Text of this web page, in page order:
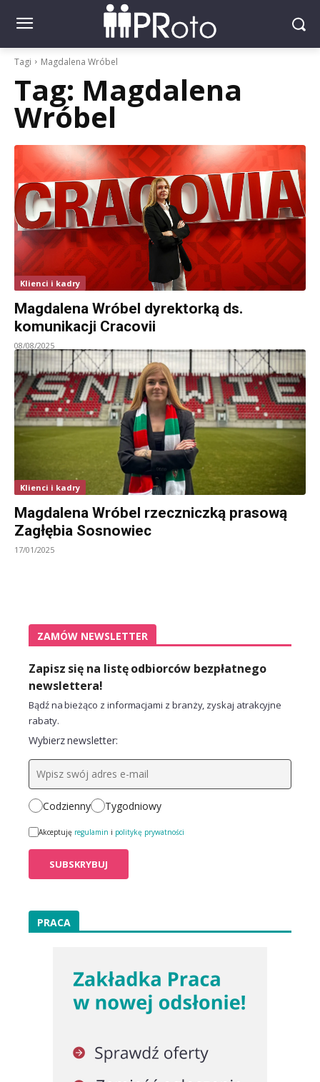
Tagi Magdalena Wróbel
Tag: Magdalena
Wróbel
Klienci i kadry
Magdalena Wróbel dyrektorką ds.
komunikacji Cracovii
08/08/2025
Klienci i kadry
Magdalena Wróbel rzeczniczką prasową
Zagłębia Sosnowiec
17/01/2025
ZAMÓW NEWSLETTER
Zapisz się na listę odbiorców bezpłatnego
newslettera!
Bądź na bieżąco z informacjami z branży, zyskaj atrakcyjne
rabaty.
Wybierz newsletter:
Codzienny Tygodniowy
Akceptuję regulamin i politykę prywatności
PRACA